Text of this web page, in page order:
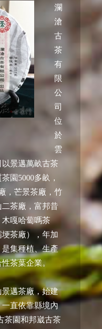
瀾
滄
古
茶
有
限
公
司
位
於
雲
景邁萬畝古茶
園5000多畝，
，芒景茶廠，竹
茶廠，富邦昔
嘎哈蔔嗎茶
茶廠），年加
是集種植、生產
茶葉企業。
邁茶廠，始建
直依靠縣境內
茶園和邦崴古茶